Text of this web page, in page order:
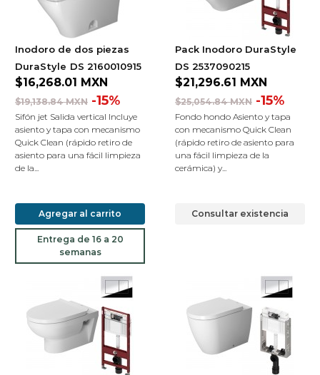
Inodoro de dos piezas
DuraStyle DS 2160010915
$16,268.01 MXN
$19,138.84 MXN -15%
Sifón jet Salida vertical Incluye
asiento y tapa con mecanismo
Quick Clean (rápido retiro de
asiento para una fácil limpieza
de la...
Agregar al carrito
Entrega de 16 a 20
semanas
Pack Inodoro DuraStyle
DS 2537090215
$21,296.61 MXN
$25,054.84 MXN -15%
Fondo hondo Asiento y tapa
con mecanismo Quick Clean
(rápido retiro de asiento para
una fácil limpieza de la
cerámica) y...
Consultar existencia